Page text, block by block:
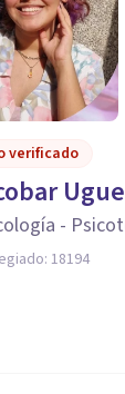
verificado
-
18194